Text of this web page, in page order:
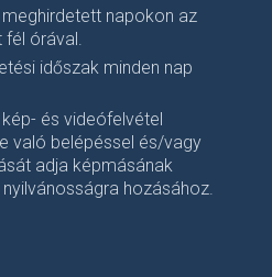
napokon az
fél órával.
időszak minden nap
és videófelvétel
való belépéssel és/vagy
adja képmásának
hozásához.